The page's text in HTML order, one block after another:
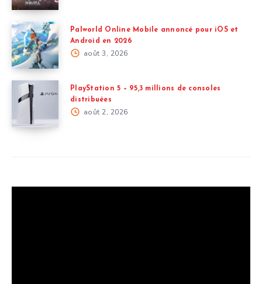
Palworld Online Mobile annoncé pour iOS et
Android en 2026
août 3, 2026
PlayStation 5 – 95,3 millions de consoles
distribuées
août 2, 2026